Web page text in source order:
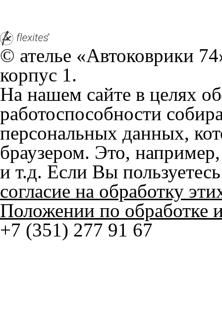
На нашем сайте в целях
работоспособности
персональных данных,
браузером. Это,
и т.д. Если Вы
согласие на обработку
Положении по обработке
+7 (351) 277 91 67